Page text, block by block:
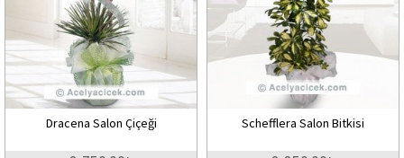
Dracena Salon Çiçeği Schefflera Salon Bitkisi